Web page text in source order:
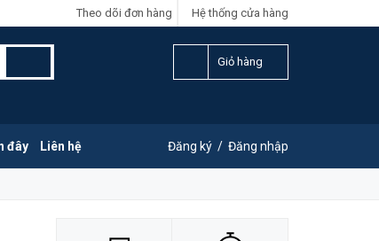
Hệ thống cửa hàng
Theo dõi đơn hàng
Giỏ hàng
đây Liên hệ Đăng ký / Đăng nhập
LIÊN HỆ ĐẶT HÀNG